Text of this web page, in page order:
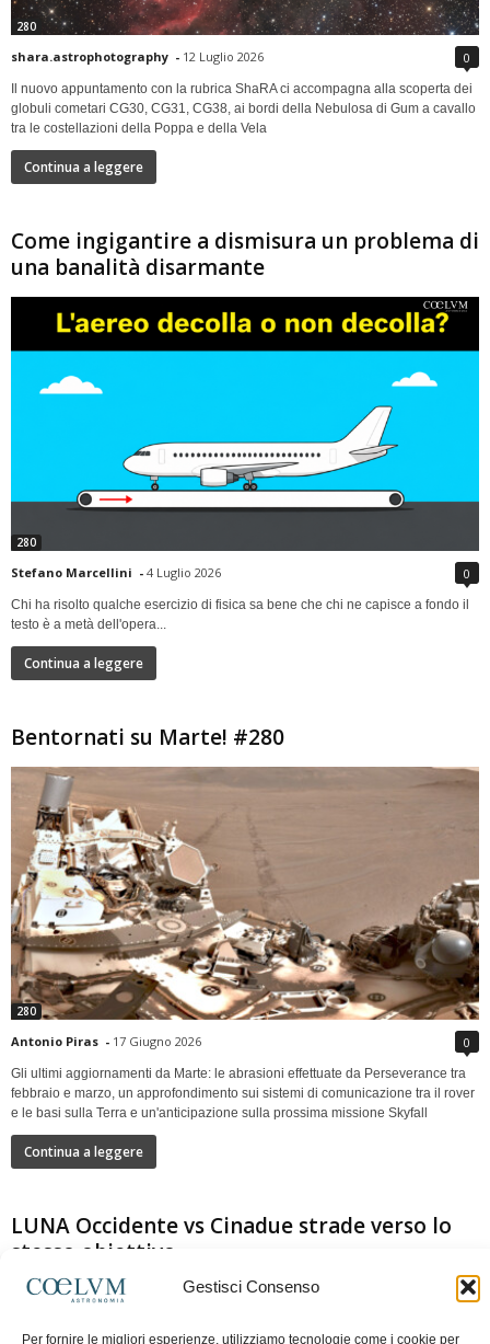
Gestisci Consenso
Per fornire le migliori esperienze, utilizziamo tecnologie come i cookie per
280
shara.astrophotography - 12 Luglio 2026 0
Il nuovo appuntamento con la rubrica ShaRA ci accompagna alla scoperta dei
globuli cometari CG30, CG31, CG38, ai bordi della Nebulosa di Gum a cavallo
tra le costellazioni della Poppa e della Vela
Continua a leggere
Come ingigantire a dismisura un problema di
una banalità disarmante
280
Stefano Marcellini - 4 Luglio 2026 0
Chi ha risolto qualche esercizio di fisica sa bene che chi ne capisce a fondo il
testo è a metà dell'opera...
Continua a leggere
Bentornati su Marte! #280
280
Antonio Piras - 17 Giugno 2026 0
Gli ultimi aggiornamenti da Marte: le abrasioni effettuate da Perseverance tra
febbraio e marzo, un approfondimento sui sistemi di comunicazione tra il rover
e le basi sulla Terra e un'anticipazione sulla prossima missione Skyfall
Continua a leggere
LUNA Occidente vs Cinadue strade verso lo
stesso obiettivo